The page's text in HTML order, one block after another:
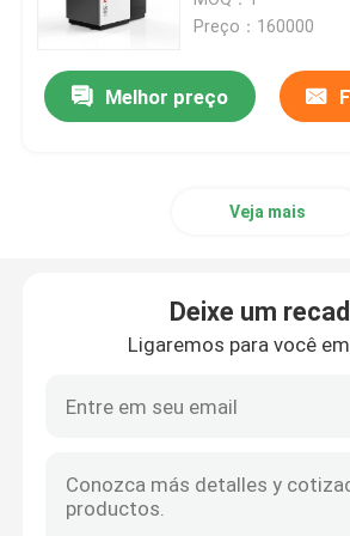
Impressora do LCD 3D
Impressora 3D médica
Preço：160000
Melhor preço
Veja mais
Deixe um
Ligaremos para você